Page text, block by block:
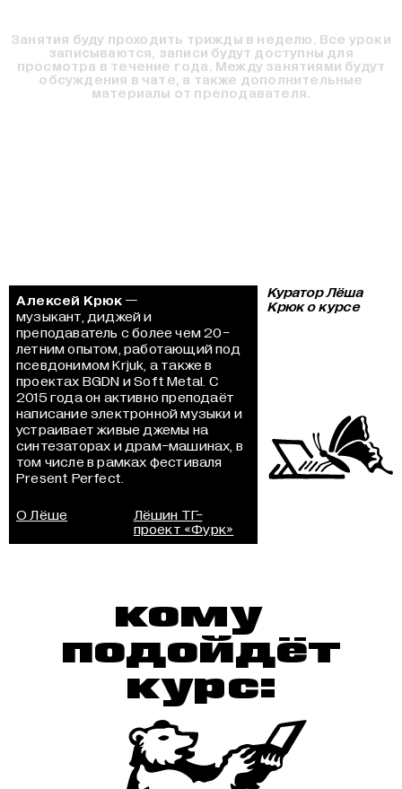
Занятия буду проходить трижды в неделю. Все уроки
записываются, записи будут доступны для
просмотра в течение года. Между занятиями будут
обсуждения в чате, а также дополнительные
материалы от преподавателя.
Куратор Лёша
Крюк о курсе
Алексей Крюк—
музыкант, диджей и
преподаватель с более чем 20-
летним опытом, работающий под
псевдонимом Krjuk, а также в
проектах BGDN и Soft Metal. С
2015 года он активно преподаёт
написание электронной музыки и
устраивает живые джемы на
синтезаторах и драм-машинах, в
том числе в рамках фестиваля
Present Perfect.
О Лёше
Лёшин ТГ-
проект «Фурк»
кому
подойдёт
курс: